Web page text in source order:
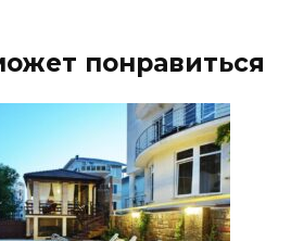
понравиться